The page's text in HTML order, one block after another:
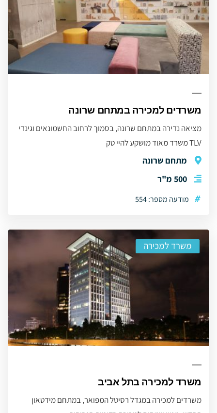
משרדים למכירה במתחם שרונה
מציאה נדירה במתחם שרונה, בסמוך לרחוב החשמונאים וגינדי
TLV משרד מאוד מושקע להיי טק
מתחם שרונה
500 מ"ר
# מודעה מספר: 554
משרד למכירה
משרד למכירה בתל אביב
משרדים למכירה במגדל רסיטל המפואר, במתחם מידטאון